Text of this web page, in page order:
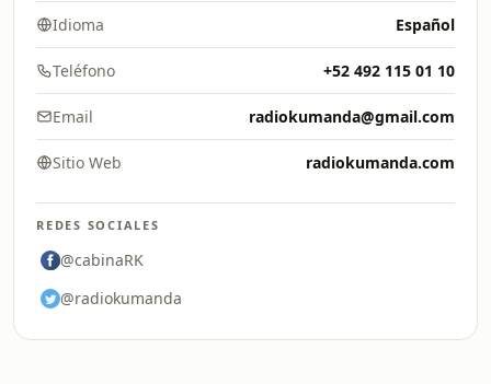
Idioma Español
Teléfono +52 492 115 01 10
Email radiokumanda@gmail.com
Sitio Web radiokumanda.com
REDES SOCIALES
@cabinaRK
@radiokumanda